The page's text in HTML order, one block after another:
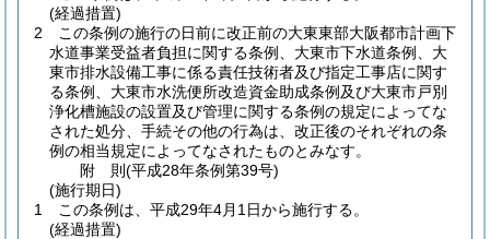
(経過措置)
2
この条例の施行の日前に改正前の大東東部大阪都市計画下
水道事業受益者負担に関する条例、大東市下水道条例、大
東市排水設備工事に係る責任技術者及び指定工事店に関す
る条例、大東市水洗便所改造資金助成条例及び大東市戸別
浄化槽施設の設置及び管理に関する条例の規定によってな
された処分、手続その他の行為は、改正後のそれぞれの条
例の相当規定によってなされたものとみなす。
附 則(平成28年条例第39号)
(施行期日)
1
この条例は、平成29年4月1日から施行する。
(経過措置)